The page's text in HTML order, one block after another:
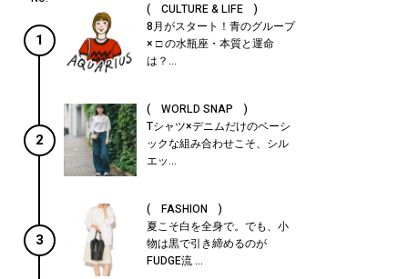
1
( CULTURE & LIFE )
8月がスタート！青のグループ
× □ の水瓶座・本質と運命
は？...
2
( WORLD SNAP )
Tシャツ×デニムだけのベーシ
ックな組み合わせこそ、シル
エッ...
3
( FASHION )
夏こそ白を全身で。でも、小
物は黒で引き締めるのが
FUDGE流 ...